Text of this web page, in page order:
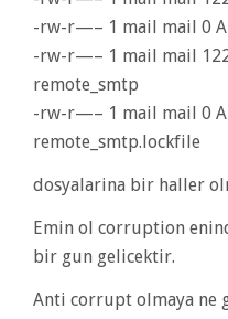
-rw-r—– 1 mail mail 0
-rw-r—– 1 mail mail
remote_smtp
-rw-r—– 1 mail mail 0
remote_smtp.lockfile
dosyalarina bir haller
Emin ol corruption
bir gun gelicektir.
Anti corrupt olmaya ne